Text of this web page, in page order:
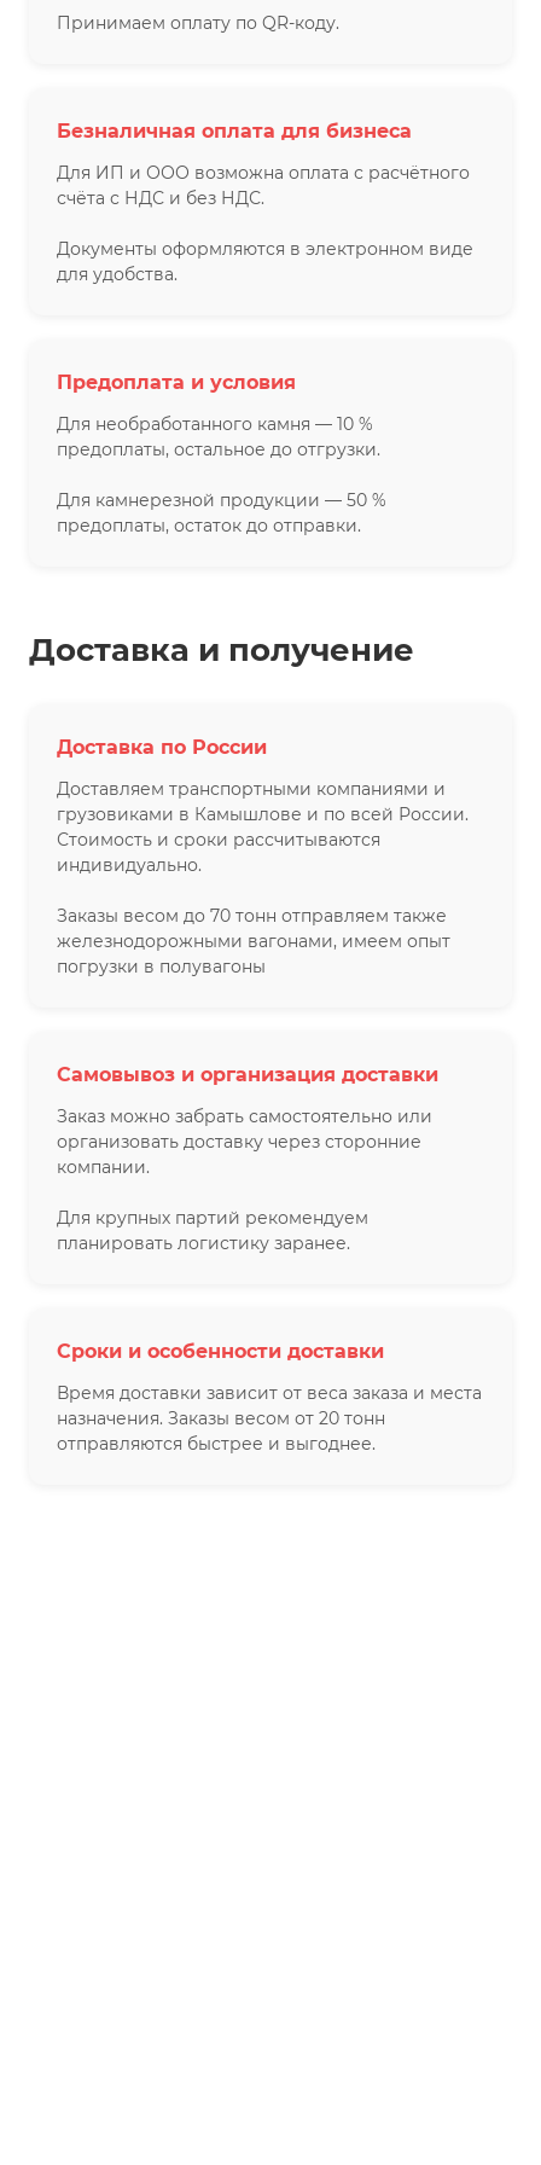
Принимаем оплату по QR-коду.
Безналичная оплата для бизнеса
Для ИП и ООО возможна оплата с расчётного
счёта с НДС и без НДС.
Документы оформляются в электронном виде
для удобства.
Предоплата и условия
Для необработанного камня — 10 %
предоплаты, остальное до отгрузки.
Для камнерезной продукции — 50 %
предоплаты, остаток до отправки.
Доставка и получение
Доставка по России
Доставляем транспортными компаниями и
грузовиками в Камышлове и по всей России.
Стоимость и сроки рассчитываются
индивидуально.
Заказы весом до 70 тонн отправляем также
железнодорожными вагонами, имеем опыт
погрузки в полувагоны
Самовывоз и организация доставки
Заказ можно забрать самостоятельно или
организовать доставку через сторонние
компании.
Для крупных партий рекомендуем
планировать логистику заранее.
Сроки и особенности доставки
Время доставки зависит от веса заказа и места
назначения. Заказы весом от 20 тонн
отправляются быстрее и выгоднее.